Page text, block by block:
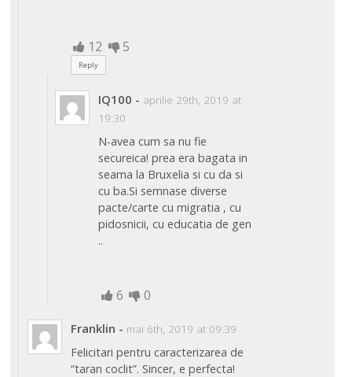
12 5
Reply
IQ100 - aprilie 29th, 2019 at
19:30
N-avea cum sa nu fie
secureica! prea era bagata in
seama la Bruxelia si cu da si
cu ba.Si semnase diverse
pacte/carte cu migratia , cu
pidosnicii, cu educatia de gen
..
6 0
Franklin - mai 6th, 2019 at 09:39
Felicitari pentru caracterizarea de
“taran coclit”. Sincer, e perfecta!